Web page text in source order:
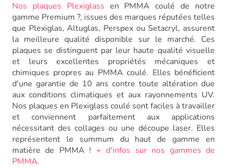
Nos plaques Plexiglass en PMMA coulé de notre
gamme Premium ?, issues des marques réputées telles
que Plexiglas, Altuglas, Perspex ou Setacryl, assurent
la meilleure qualité disponible sur le marché. Ces
plaques se distinguent par leur haute qualité visuelle
et leurs excellentes propriétés mécaniques et
chimiques propres au PMMA coulé. Elles bénéficient
d'une garantie de 10 ans contre toute altération due
aux conditions climatiques et aux rayonnements UV.
Nos plaques en Plexiglass coulé sont faciles à travailler
et conviennent parfaitement aux applications
nécessitant des collages ou une découpe laser. Elles
représentent le summum du haut de gamme en
matière de PMMA ! + d'infos sur nos gammes de
PMMA.